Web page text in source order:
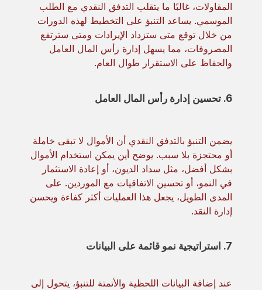
المقاولات، غالبًا ما يتقلب التدفق النقدي مع الطلب
الموسمي. يساعد التنبؤ على التخطيط لهذه الدورات
من خلال توقع متى ستزداد الإيرادات ومتى سترتفع
المصروفات، مما يسهل إدارة رأس المال العامل
والحفاظ على الاستقرار طوال العام.
6. تحسين إدارة رأس المال العامل
يضمن التنبؤ بالتدفق النقدي أن الأموال لا تبقى خاملة
أو محتجزة بلا سبب. يوضح أين يمكن استخدام الأموال
بشكل أفضل، مثل سداد الديون، أو إعادة الاستثمار
في النمو، أو تحسين الاتفاقيات مع الموردين. على
المدى الطويل، يجعل هذا العمليات أكثر كفاءة ويحسن
إدارة النقد.
7. استراتيجية نمو قائمة على البيانات
عند إضافة البيانات اللحظية والأتمتة للتنبؤ، يتحول إلى